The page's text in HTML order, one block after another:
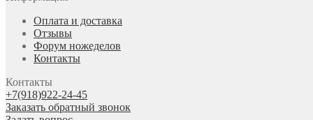
Оплата и доставка
Отзывы
Форум ножеделов
Контакты
Контакты
+7(918)922-24-45
Заказать обратный звонок